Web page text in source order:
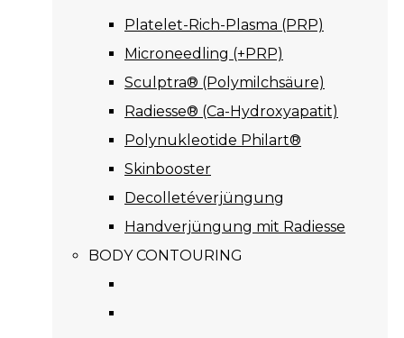
Platelet-Rich-Plasma (PRP)
Microneedling (+PRP)
Sculptra® (Polymilchsäure)
Radiesse® (Ca-Hydroxyapatit)
Polynukleotide Philart®
Skinbooster
Decolletéverjüngung
Handverjüngung mit Radiesse
BODY CONTOURING